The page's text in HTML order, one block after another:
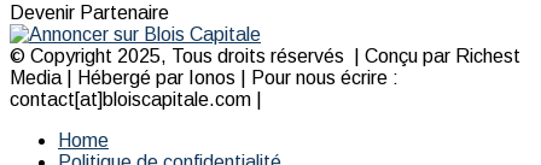
Devenir Partenaire
© Copyright 2025, Tous droits réservés | Conçu par Richest
Media | Hébergé par Ionos | Pour nous écrire :
contact[at]bloiscapitale.com |
Home